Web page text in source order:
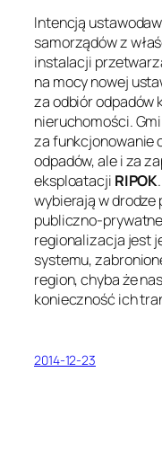
Intencją
samorządów z
instalacji
na mocy nowej
za odbiór odpadów
nieruchomości.
za funkcjonowanie
odpadów, ale i za
eksploatacji RIPOK
wybierają w
publiczno-
regionalizacja jest
systemu,
region, chyba że
konieczność ich
2014-12-23